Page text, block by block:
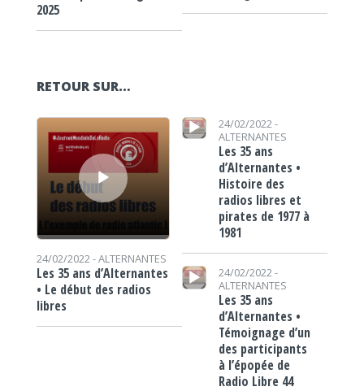
2025
RETOUR SUR…
Lecteur audio
24/02/2022 -ALTERNANTES
Les 35 ans d’Alternantes
• Le début des radios
libres
Lecteur audio
24/02/2022 -
ALTERNANTES
Les 35 ans
d’Alternantes •
Histoire des
radios libres et
pirates de 1977 à
1981
Lecteur audio
24/02/2022 -
ALTERNANTES
Les 35 ans
d’Alternantes •
Témoignage d’un
des participants
à l’épopée de
Radio Libre 44